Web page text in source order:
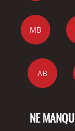
MB
AB
NE